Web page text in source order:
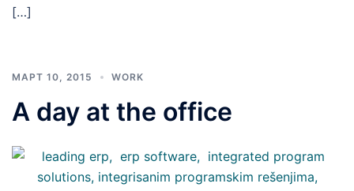
[…]
МАРТ 10, 2015 WORK
A day at the office